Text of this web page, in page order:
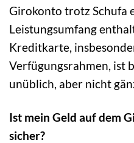
Girokonto trotz Schufa
Leistungsumfang
Kreditkarte,
Verfügungsrahmen, ist
unüblich, aber nicht
Ist mein Geld auf dem
sicher?